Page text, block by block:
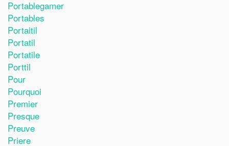
Portablegamer
Portables
Portaitil
Portatil
Portatile
Porttil
Pour
Pourquoi
Premier
Presque
Preuve
Priere